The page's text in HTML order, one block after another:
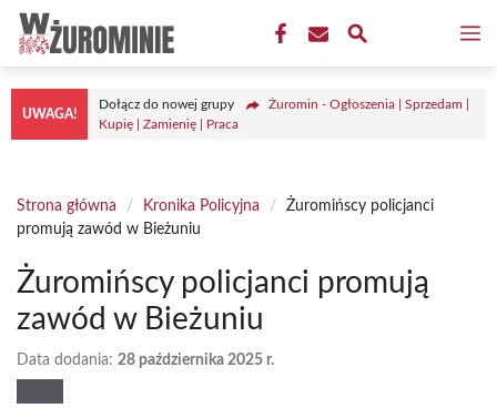
Przejdź
treści
UWAGA!
Dołącz do nowej grupy
Żuromin - Ogłoszenia | Sprzedam |
Kupię | Zamienię | Praca
Strona główna / Kronika Policyjna /
Żuromińscy policjanci
promują zawód w Bieżuniu
Żuromińscy policjanci promują
zawód w Bieżuniu
Data dodania: 28 października 2025 r.